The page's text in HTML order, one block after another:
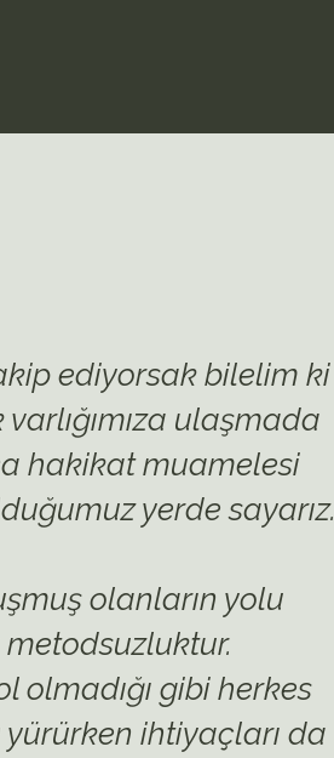
ediyorsak bilelim ki
ulaşmada
hakikat muamelesi
yerde sayarız.
olanların yolu
olmadığı gibi herkes
ihtiyaçları da